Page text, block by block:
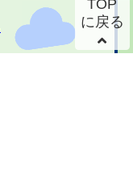
TOP
に戻る